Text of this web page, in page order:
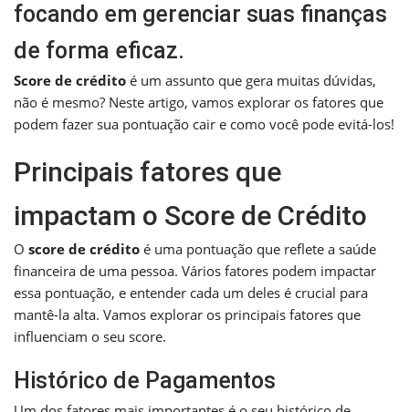
focando em gerenciar suas finanças
de forma eficaz.
Score de crédito é um assunto que gera muitas dúvidas,
não é mesmo? Neste artigo, vamos explorar os fatores que
podem fazer sua pontuação cair e como você pode evitá-los!
Principais fatores que
impactam o Score de Crédito
O score de crédito é uma pontuação que reflete a saúde
financeira de uma pessoa. Vários fatores podem impactar
essa pontuação, e entender cada um deles é crucial para
mantê-la alta. Vamos explorar os principais fatores que
influenciam o seu score.
Histórico de Pagamentos